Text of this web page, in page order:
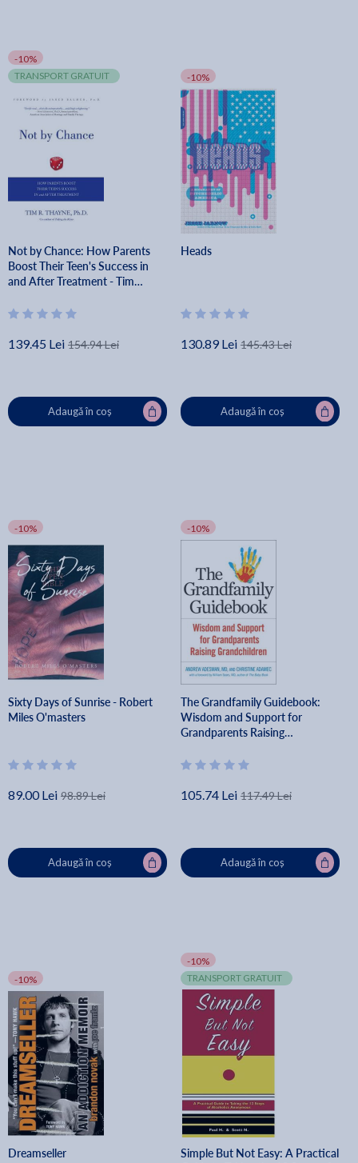
-10%
TRANSPORT GRATUIT
Not by Chance: How Parents
Boost Their Teen's Success in
and After Treatment - Tim
139.45 Lei 154.94 Lei
Adaugă în coș
-10%
Heads
130.89 Lei 145.43 Lei
Adaugă în coș
-10%
Sixty Days of Sunrise - Robert
Miles O'masters
89.00 Lei 98.89 Lei
Adaugă în coș
-10%
The Grandfamily Guidebook:
Wisdom and Support for
Grandparents Raising
Adesman
105.74 Lei 117.49 Lei
Adaugă în coș
-10%
Dreamseller
-10%
TRANSPORT GRATUIT
Simple But Not Easy: A Practical